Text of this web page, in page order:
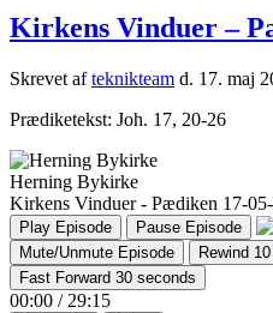
Kirkens Vinduer –
Skrevet afteknikteam d. 17. maj
Prædiketekst: Joh. 17, 20-26
Herning Bykirke
Kirkens Vinduer - Pædiken 17-
Play Episode
Pause Episode
Mute/Unmute Episode
Rewind
Fast Forward 30 seconds
00:00 / 29:15